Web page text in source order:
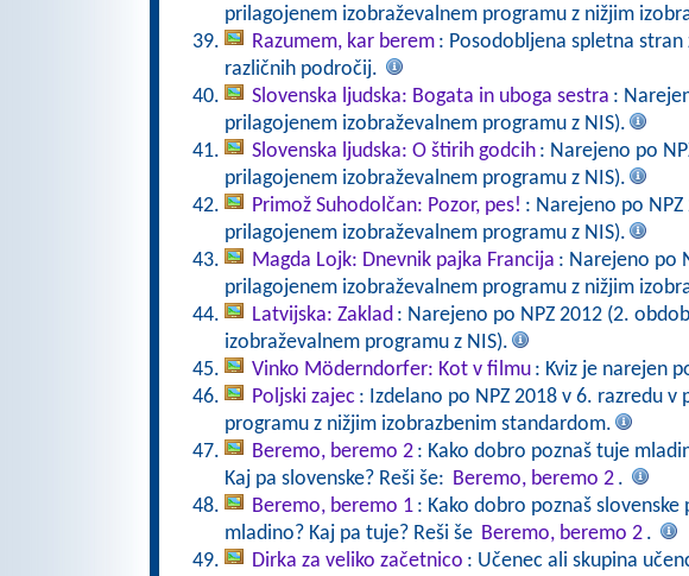
prilagojenem izobraževalnem programu z nižjim
Razumem, kar berem : Posodobljena spletna
različnih področij.
Slovenska ljudska: Bogata in uboga sestra :
prilagojenem izobraževalnem programu z NIS).
Slovenska ljudska: O štirih godcih : Narejeno po
prilagojenem izobraževalnem programu z NIS).
Primož Suhodolčan: Pozor, pes! : Narejeno po
prilagojenem izobraževalnem programu z NIS).
Magda Lojk: Dnevnik pajka Francija : Narejeno po
prilagojenem izobraževalnem programu z nižjim
Latvijska: Zaklad : Narejeno po NPZ 2012 (2.
izobraževalnem programu z NIS).
Vinko Möderndorfer: Kot v filmu : Kviz je narejen
Poljski zajec : Izdelano po NPZ 2018 v 6. razredu
programu z nižjim izobrazbenim standardom.
Beremo, beremo 2 : Kako dobro poznaš tuje
Kaj pa slovenske? Reši še: Beremo, beremo 2 .
Beremo, beremo 1 : Kako dobro poznaš
mladino? Kaj pa tuje? Reši še Beremo, beremo 2 .
Dirka za veliko začetnico : Učenec ali skupina